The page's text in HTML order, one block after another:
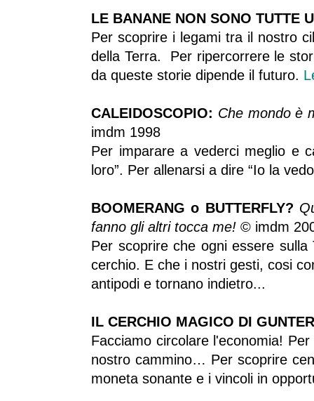
LE BANANE NON SONO TUTTE
Per scoprire i legami tra il nostro
della Terra. Per ripercorrere le
da queste storie dipende il futuro.
CALEIDOSCOPIO: Che mondo è
imdm 1998
Per imparare a vederci meglio e
loro”. Per allenarsi a dire “Io la
BOOMERANG o BUTTERFLY?
fanno gli altri tocca me! © imdm
Per scoprire che ogni essere
cerchio. E che i nostri gesti, cosi
antipodi e tornano indietro...
IL CERCHIO MAGICO DI
Facciamo circolare l'economia!
nostro cammino… Per scoprire
moneta sonante e i vincoli in